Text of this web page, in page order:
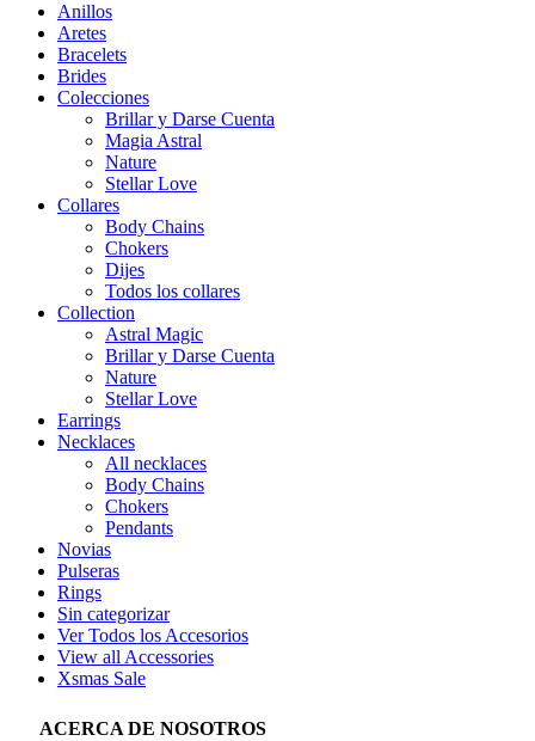
Anillos
Aretes
Bracelets
Brides
Colecciones
Brillar y Darse Cuenta
Magia Astral
Nature
Stellar Love
Collares
Body Chains
Chokers
Dijes
Todos los collares
Collection
Astral Magic
Brillar y Darse Cuenta
Nature
Stellar Love
Earrings
Necklaces
All necklaces
Body Chains
Chokers
Pendants
Novias
Pulseras
Rings
Sin categorizar
Ver Todos los Accesorios
View all Accessories
Xsmas Sale
ACERCA DE NOSOTROS